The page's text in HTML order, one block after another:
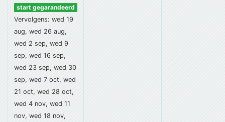
start gegarandeerd
Vervolgens: wed 19
aug, wed 26 aug,
wed 2 sep, wed 9
sep, wed 16 sep,
wed 23 sep, wed 30
sep, wed 7 oct, wed
21 oct, wed 28 oct,
wed 4 nov, wed 11
nov, wed 18 nov,